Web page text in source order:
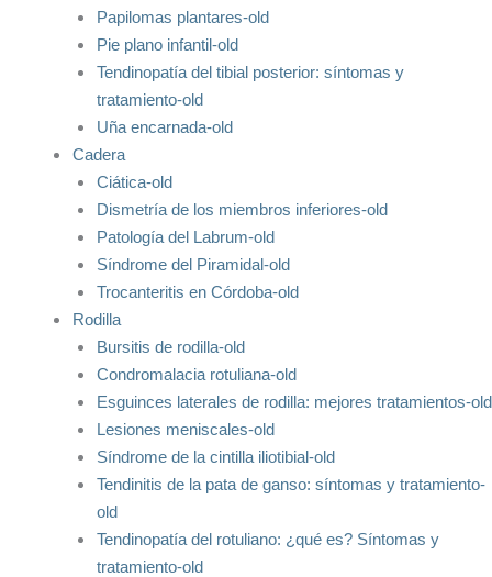
Papilomas plantares-old
Pie plano infantil-old
Tendinopatía del tibial posterior: síntomas y
tratamiento-old
Uña encarnada-old
Cadera
Ciática-old
Dismetría de los miembros inferiores-old
Patología del Labrum-old
Síndrome del Piramidal-old
Trocanteritis en Córdoba-old
Rodilla
Bursitis de rodilla-old
Condromalacia rotuliana-old
Esguinces laterales de rodilla: mejores tratamientos-old
Lesiones meniscales-old
Síndrome de la cintilla iliotibial-old
Tendinitis de la pata de ganso: síntomas y tratamiento-
old
Tendinopatía del rotuliano: ¿qué es? Síntomas y
tratamiento-old